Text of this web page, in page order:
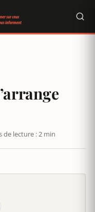
de lecture : 2 min